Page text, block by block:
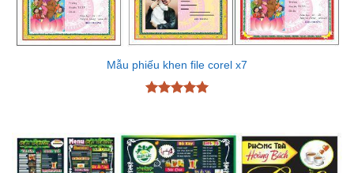
Mẫu phiếu khen file corel x7
sao